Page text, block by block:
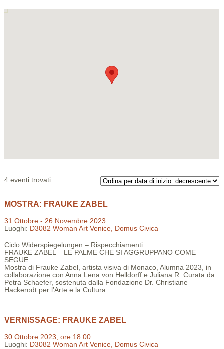
4 eventi trovati.
MOSTRA: FRAUKE ZABEL
31 Ottobre - 26 Novembre 2023
Luoghi: D3082 Woman Art Venice, Domus Civica
Ciclo Widerspiegelungen – Rispecchiamenti
FRAUKE ZABEL – LE PALME CHE SI AGGRUPPANO COME
SEGUE
Mostra di Frauke Zabel, artista visiva di Monaco, Alumna 2023, in
collaborazione con Anna Lena von Helldorff e Juliana R. Curata da
Petra Schaefer, sostenuta dalla Fondazione Dr. Christiane
Hackerodt per l’Arte e la Cultura.
VERNISSAGE: FRAUKE ZABEL
30 Ottobre 2023, ore 18:00
Luoghi: D3082 Woman Art Venice, Domus Civica